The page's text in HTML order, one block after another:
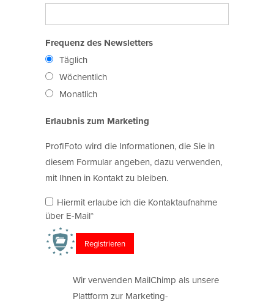
Frequenz des Newsletters
Täglich
Wöchentlich
Monatlich
Erlaubnis zum Marketing
ProfiFoto wird die Informationen, die Sie in
diesem Formular angeben, dazu verwenden,
mit Ihnen in Kontakt zu bleiben.
Hiermit erlaube ich die Kontaktaufnahme
über E-Mail*
Wir verwenden MailChimp als unsere
Plattform zur Marketing-